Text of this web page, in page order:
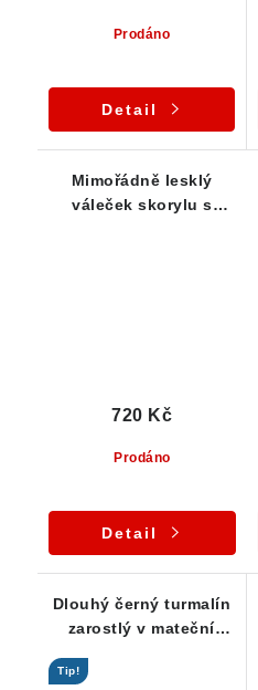
Prodáno
Detail
Mimořádně lesklý
váleček skorylu s
Prodáno
720 Kč
Detail
Dlouhý černý turmalín
zarostlý v mateční
Tip!